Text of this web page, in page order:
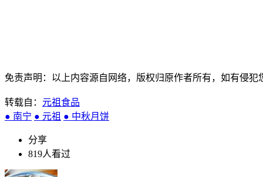
免责声明：以上内容源自网络，版权归原作者所有，如有侵
转载自： 元祖食品
● 南宁 ● 元祖 ● 中秋月饼
分享
819人看过